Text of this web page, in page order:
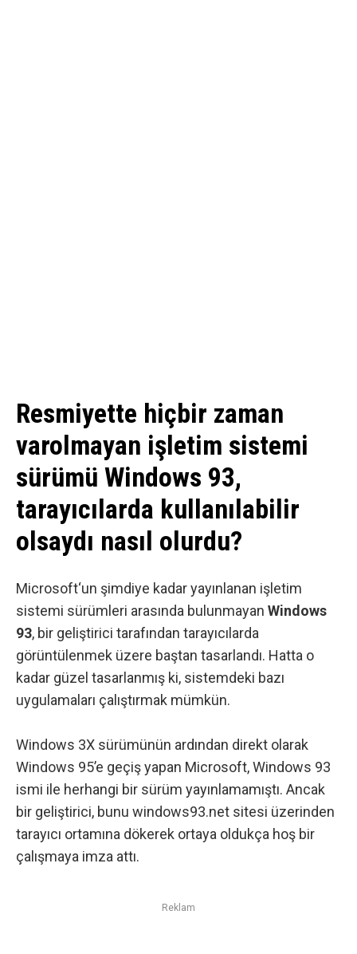
Resmiyette hiçbir zaman
varolmayan işletim sistemi
sürümü Windows 93,
tarayıcılarda kullanılabilir
olsaydı nasıl olurdu?
Microsoft‘un şimdiye kadar yayınlanan işletim
sistemi sürümleri arasında bulunmayan Windows
93, bir geliştirici tarafından tarayıcılarda
görüntülenmek üzere baştan tasarlandı. Hatta o
kadar güzel tasarlanmış ki, sistemdeki bazı
uygulamaları çalıştırmak mümkün.
Windows 3X sürümünün ardından direkt olarak
Windows 95’e geçiş yapan Microsoft, Windows 93
ismi ile herhangi bir sürüm yayınlamamıştı. Ancak
bir geliştirici, bunu windows93.net sitesi üzerinden
tarayıcı ortamına dökerek ortaya oldukça hoş bir
çalışmaya imza attı.
Reklam